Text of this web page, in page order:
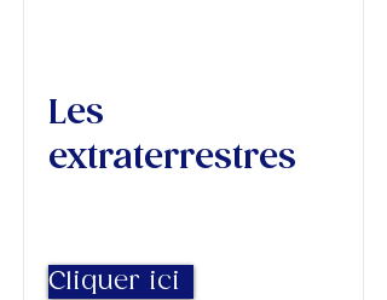
Les
extraterrestres
Cliquer ici